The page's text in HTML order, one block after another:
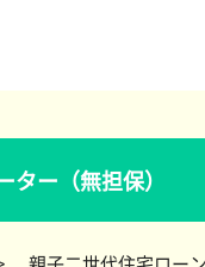
ー（無担保）